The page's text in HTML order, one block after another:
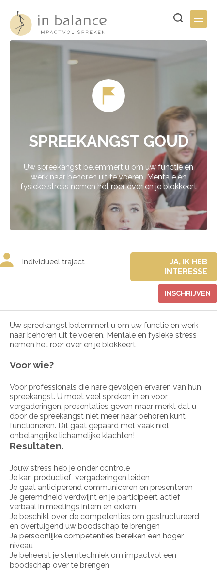
naar
inhoud
Typ
SPREEKANGST GOUD
Uw spreekangst belemmert u om uw functie en
werk naar behoren uit te voeren. Mentale en
fysieke stress nemen het roer over en je blokkeert
Individueel traject
JA, IK HEB
INTERESSE
INSCHRIJVEN
Uw spreekangst belemmert u om uw functie en werk
naar behoren uit te voeren. Mentale en fysieke stress
nemen het roer over en je blokkeert
Voor wie?
Voor professionals die nare gevolgen ervaren van hun
spreekangst. U moet veel spreken in en voor
vergaderingen, presentaties geven maar merkt dat u
door de spreekangst niet meer naar behoren kunt
functioneren. Dit gaat gepaard met vaak niet
onbelangrijke lichamelijke klachten!
Resultaten.
Jouw stress heb je onder controle
Je kan productief vergaderingen leiden
Je gaat anticiperend communiceren en presenteren
Je geremdheid verdwijnt en je participeert actief
verbaal in meetings intern en extern
Je beschikt over de competenties om gestructureerd
en overtuigend uw boodschap te brengen
Je persoonlijke competenties bereiken een hoger
niveau
Je beheerst je stemtechniek om impactvol een
boodschap over te brengen